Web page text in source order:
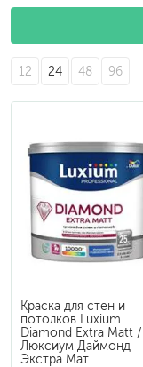
12 24 48 96
Краска для стен и
потолков Luxium
Diamond Extra Matt /
Люксиум Даймонд
Экстра Мат